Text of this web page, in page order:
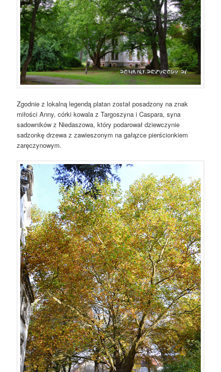
Zgodnie z lokalną legendą platan został posadzony na znak
miłości Anny, córki kowala z Targoszyna i Caspara, syna
sadowników z Niedaszowa, który podarował dziewczynie
sadzonkę drzewa z zawieszonym na gałązce pierścionkiem
zaręczynowym.